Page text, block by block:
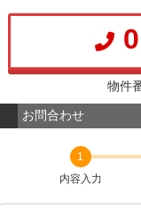
物件
お問合わせ
1
内容入力